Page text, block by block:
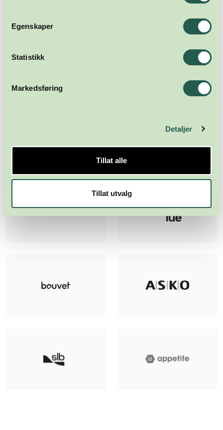
Egenskaper
Statistikk
Markedsføring
Detaljer
Tillat alle
Tillat utvalg